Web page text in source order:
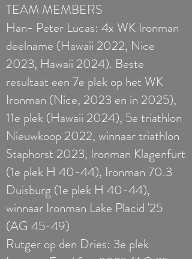
TEAM MEMBERS
Han- Peter Lucas: 4x WK Ironman
deelname (Hawaii 2022, Nice
2023, Hawaii 2024). Beste
resultaat een 7e plek op het WK
Ironman (Nice, 2023 en in 2025),
11e plek (Hawaii 2024), 5e triathlon
Nieuwkoop 2022, winnaar triathlon
Staphorst 2023, Ironman Klagenfurt
(1e plek H 40-44), Ironman 70.3
Duisburg (1e plek H 40-44),
winnaar Ironman Lake Placid '25
(AG 45-49)
Rutger op den Dries: 3e plek